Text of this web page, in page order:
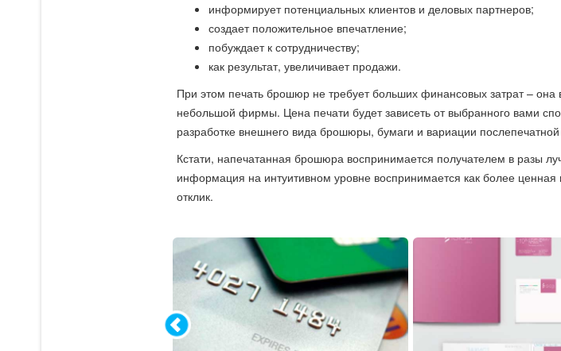
информирует потенциальных клиентов и деловых партнеров;
создает положительное впечатление;
побуждает к сотрудничеству;
как результат, увеличивает продажи.
При этом печать брошюр не требует больших финансовых затрат – она
небольшой фирмы. Цена печати будет зависеть от выбранного вами
разработке внешнего вида брошюры, бумаги и вариации послепечатной
Кстати, напечатанная брошюра воспринимается получателем в разы
информация на интуитивном уровне воспринимается как более
отклик.